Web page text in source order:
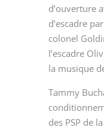
d’ouverture
d’escadre
colonel
l’escadre
la musique
Tammy
des PSP de